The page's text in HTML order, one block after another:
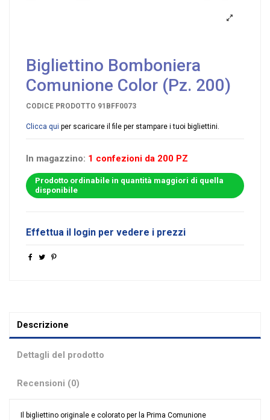
Bigliettino Bomboniera
Comunione Color (Pz. 200)
CODICE PRODOTTO 91BFF0073
Clicca qui per scaricare il file per stampare i tuoi bigliettini.
In magazzino: 1 confezioni da 200 PZ
Prodotto ordinabile in quantità maggiori di quella
disponibile
Effettua il login per vedere i prezzi
Descrizione
Dettagli del prodotto
Recensioni (0)
Il bigliettino originale e colorato per la Prima Comunione